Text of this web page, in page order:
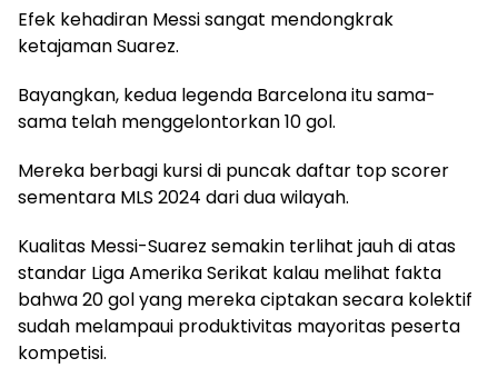
Efek kehadiran Messi sangat mendongkrak
ketajaman Suarez.
Bayangkan, kedua legenda Barcelona itu sama-
sama telah menggelontorkan 10 gol.
Mereka berbagi kursi di puncak daftar top scorer
sementara MLS 2024 dari dua wilayah.
Kualitas Messi-Suarez semakin terlihat jauh di atas
standar Liga Amerika Serikat kalau melihat fakta
bahwa 20 gol yang mereka ciptakan secara kolektif
sudah melampaui produktivitas mayoritas peserta
kompetisi.